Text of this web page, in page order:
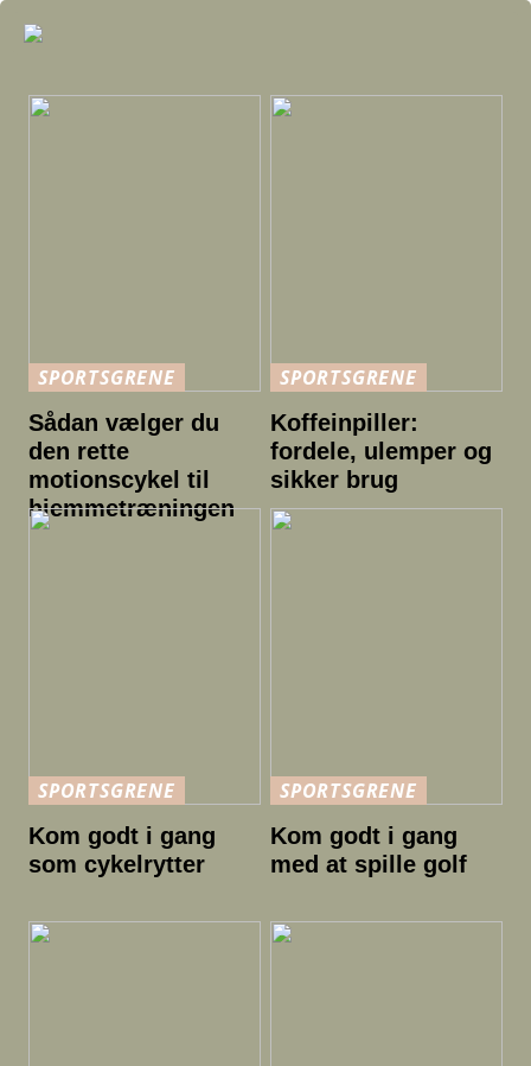
SPORTSGRENE
Sådan vælger du
den rette
motionscykel til
hjemmetræningen
SPORTSGRENE
Koffeinpiller:
fordele, ulemper og
sikker brug
SPORTSGRENE
Kom godt i gang
som cykelrytter
SPORTSGRENE
Kom godt i gang
med at spille golf